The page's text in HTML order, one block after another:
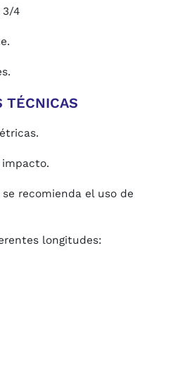
3/4
TÉCNICAS
recomienda el uso de
longitudes: